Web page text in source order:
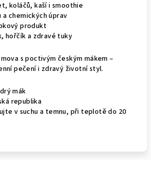
koláčů, kaší i smoothie
a chemických úprav
produkt
hořčík a zdravé tuky
s poctivým českým mákem –
pečení i zdravý životní styl.
mák
republika
v suchu a temnu, při teplotě do 20